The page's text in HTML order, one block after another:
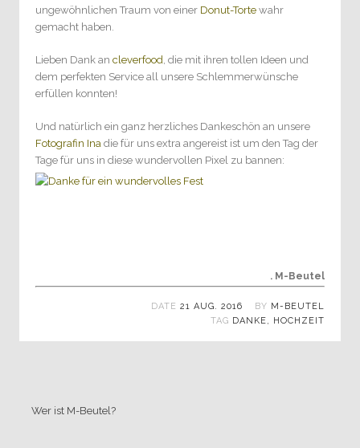
ungewöhnlichen Traum von einer Donut-Torte wahr
gemacht haben.
Lieben Dank an cleverfood, die mit ihren tollen Ideen und
dem perfekten Service all unsere Schlemmerwünsche
erfüllen konnten!
Und natürlich ein ganz herzliches Dankeschön an unsere
Fotografin Ina die für uns extra angereist ist um den Tag der
Tage für uns in diese wundervollen Pixel zu bannen:
. M-Beutel
DATE 21 AUG. 2016 BY M-BEUTEL
TAG DANKE, HOCHZEIT
Wer ist M-Beutel?